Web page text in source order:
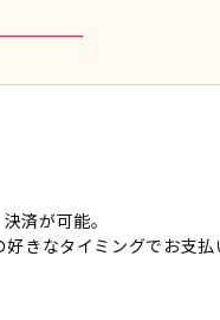
済が可能。
きなタイミングでお支払